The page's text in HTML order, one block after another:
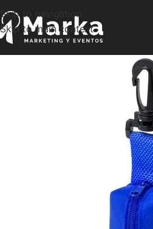
Skip to navigation
Skip to main content